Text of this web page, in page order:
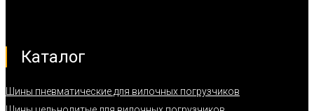
Каталог
Шины пневматические для вилочных погрузчиков